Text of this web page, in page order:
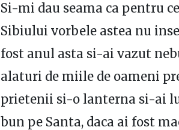
Si-mi dau seama ca pentru
Sibiului vorbele astea nu
fost anul asta si-ai vazut
alaturi de miile de oameni
prietenii si-o lanterna si-ai
bun pe Santa, daca ai fost